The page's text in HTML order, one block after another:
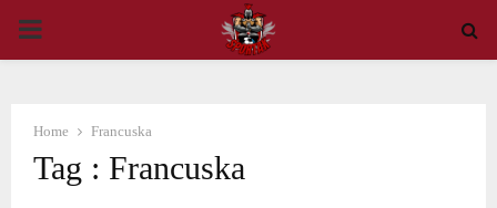
PRIMARY
Home Francuska
Tag : Francuska